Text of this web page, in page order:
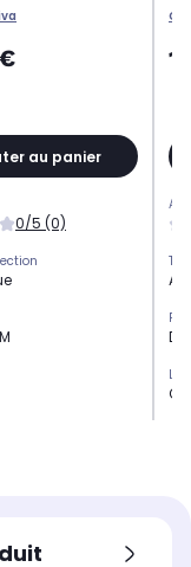
au panier
0/5 (0)
Oui